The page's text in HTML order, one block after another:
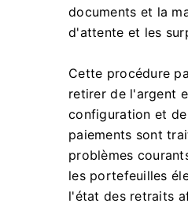
documents et la
d'attente et les
Cette procédure
retirer de l'argent
configuration et
paiements sont
problèmes
les portefeuilles
l'état des retraits